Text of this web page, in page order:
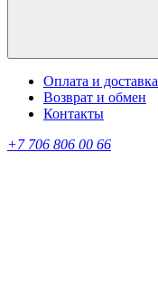
Оплата и доставка
Возврат и обмен
Контакты
+7 706 806 00 66